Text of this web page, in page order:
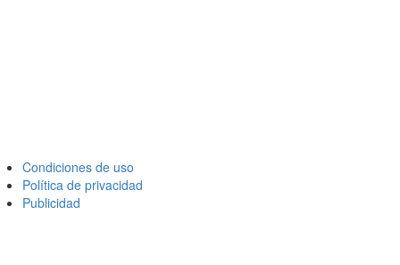
Condiciones de uso
Política de privacidad
Publicidad